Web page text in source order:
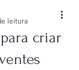
criar
leitura